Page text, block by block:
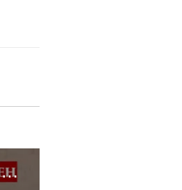
Escuela Enciende una Luz recibe cuadernos Quick, gracias a la Maratón del Saber